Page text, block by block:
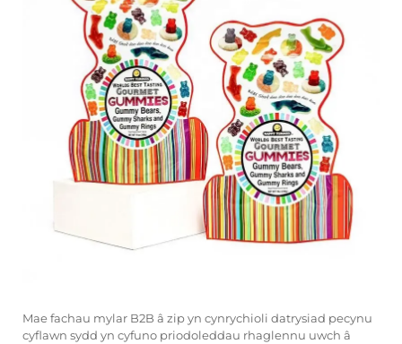
Mae fachau mylar B2B â zip yn cynrychioli datrysiad pecynu
cyflawn sydd yn cyfuno priodoleddau rhaglennu uwch â